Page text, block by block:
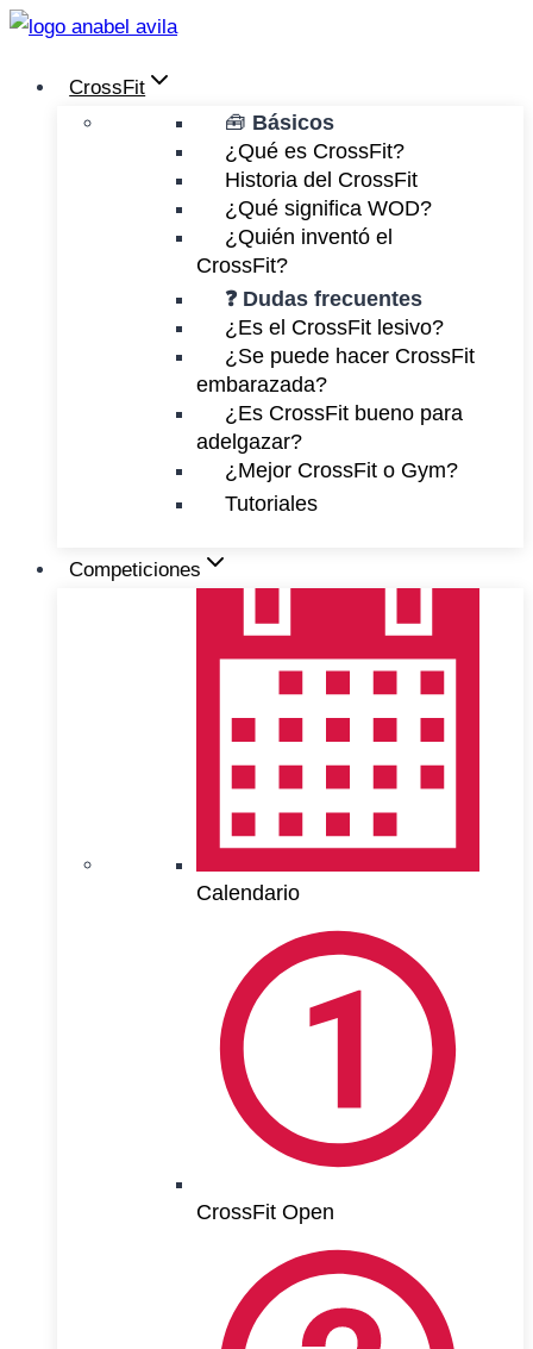
Saltar
contenidoCrossFit
🧰 Básicos
¿Qué es CrossFit?
Historia del CrossFit
¿Qué significa WOD?
¿Quién inventó el
CrossFit?
❓ Dudas frecuentes
¿Es el CrossFit lesivo?
¿Se puede hacer CrossFit
embarazada?
¿Es CrossFit bueno para
adelgazar?
¿Mejor CrossFit o Gym?
Tutoriales
Competiciones
Calendario
CrossFit Open